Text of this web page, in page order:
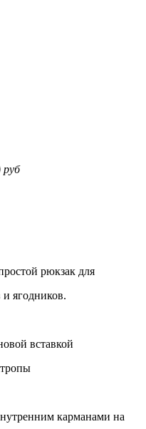
руб
рюкзак для
ягодников.
вставкой
карманами на